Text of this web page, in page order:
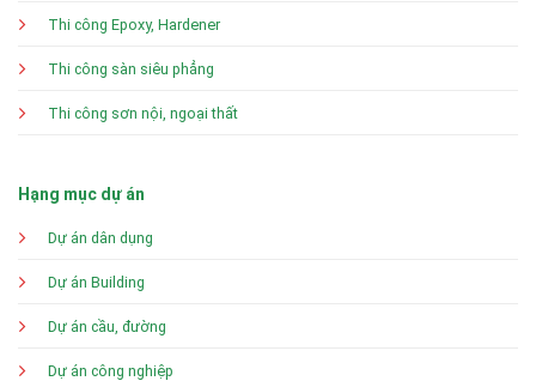
Thi công Epoxy, Hardener
Thi công sàn siêu phẳng
Thi công sơn nội, ngoại thất
Hạng mục dự án
Dự án dân dụng
Dự án Building
Dự án cầu, đường
Dự án công nghiệp